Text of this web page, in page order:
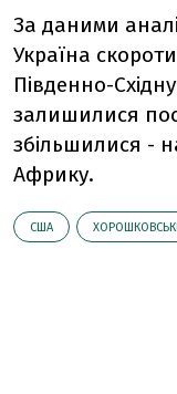
За даними
Україна
Південно-
залишилися
збільшилися -
Африку.
США